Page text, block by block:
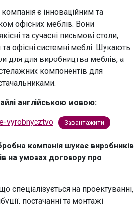
є інноваційним та
офісних меблів. Вони
та сучасні письмові столи,
офісні системні меблі. Шукають
для для виробництва меблів, а
компонентів для
англійською мовою:
vyrobnycztvo Завантажити
компанія шукає виробників
на умовах договору про
спеціалізується на проектуванні,
постачанні та монтажі